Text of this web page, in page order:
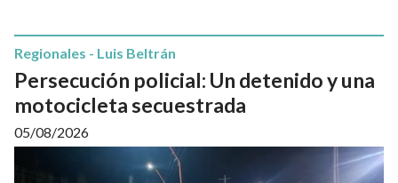
Persecución policial: Un detenido y una
motocicleta secuestrada
Regionales - Luis Beltrán
05/08/2026